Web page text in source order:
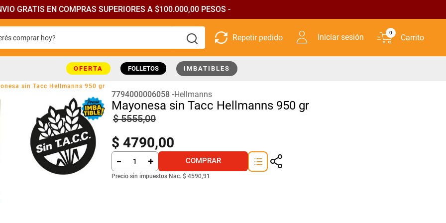
GRATIS EN COMPRAS SUPERIORES A $100.000,00 PESOS -
comprar hoy?
Iniciar sesión 0
OFERTA FOLLETOS IMBATIBLES
sin Tacc Hellmanns 950 gr
7794000006058 Hellmanns
Mayonesa sin Tacc Hellmanns 950 gr
$ 5555,00
$4790,00
COMPRAR
Precio sin impuestos Nac. $ 4590,91
buscados